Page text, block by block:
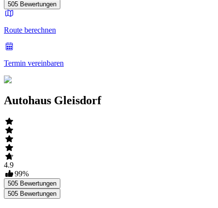
505 Bewertungen
Route berechnen
Termin vereinbaren
Autohaus Gleisdorf
4.9
99%
505 Bewertungen
505 Bewertungen